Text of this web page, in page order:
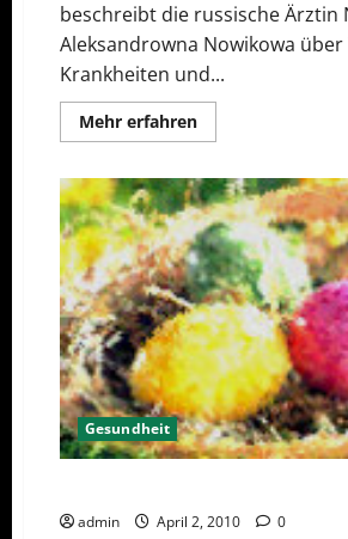
beschreibt die russische Ärztin
Aleksandrowna Nowikowa
Krankheiten und...
Mehr erfahrenMehr
Informationen
„Russische
Volksmedizin“
Gesundheit
admin April 2, 2010 0